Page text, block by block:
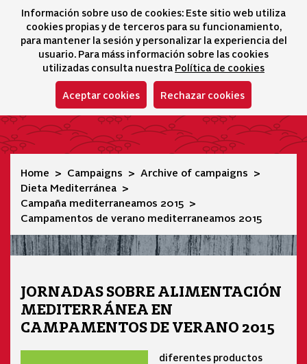
Información sobre uso de cookies: Este sitio web utiliza
cookies propias y de terceros para su funcionamiento,
para mantener la sesión y personalizar la experiencia del
usuario. Para máss información sobre las cookies
utilizadas consulta nuestra Política de cookies
Aceptar cookies Rechazar cookies
Selector idioma
icono
Campamentos de verano mediterraneamos 2015
Home Campaigns
Archive of campaigns
Dieta Mediterránea
Campaña mediterraneamos 2015
Campamentos de verano mediterraneamos 2015
JORNADAS SOBRE ALIMENTACIÓN
MEDITERRÁNEA EN
CAMPAMENTOS DE VERANO 2015
diferentes productos